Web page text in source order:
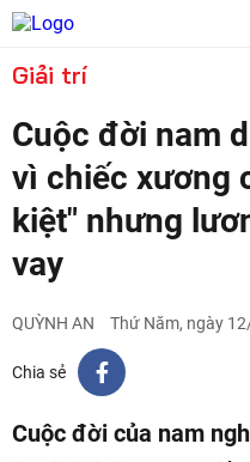
Giải trí
Cuộc đời nam
vì chiếc xương
kiệt" nhưng
vay
QUỲNH AN Thứ Năm, ngày
Chia sẻ
Cuộc đời của nam